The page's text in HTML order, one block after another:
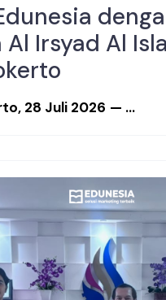
Al Irsyad Al
28 Juli 2026 — ...